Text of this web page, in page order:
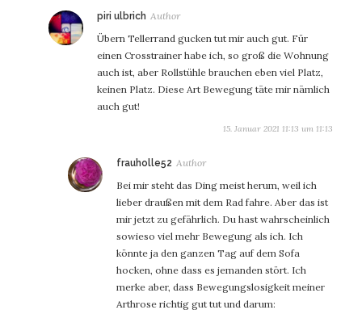
piri ulbrich sagt:
Übern Tellerrand gucken tut mir auch gut. Für
einen Crosstrainer habe ich, so groß die Wohnung
auch ist, aber Rollstühle brauchen eben viel Platz,
keinen Platz. Diese Art Bewegung täte mir nämlich
auch gut!
15. Januar 2021 11:13 um 11:13
frauholle52 sagt:
Bei mir steht das Ding meist herum, weil ich
lieber draußen mit dem Rad fahre. Aber das ist
mir jetzt zu gefährlich. Du hast wahrscheinlich
sowieso viel mehr Bewegung als ich. Ich
könnte ja den ganzen Tag auf dem Sofa
hocken, ohne dass es jemanden stört. Ich
merke aber, dass Bewegungslosigkeit meiner
Arthrose richtig gut tut und darum: